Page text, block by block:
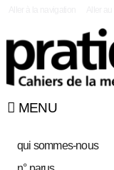
MENU
qui sommes-nous